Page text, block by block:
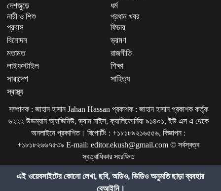
দেশজুড়ে
ধর্ম
নারী ও শিশু
প্রধান খবর
প্রবাস
ফিচার
বিনোদন
ভ্রমণ
মতামত
রাজনীতি
লাইফস্টাইল
শিক্ষা
সারাদেশ
সাহিত্য
স্বাস্থ্য
সম্পাদক : জাহান হাসান Jahan Hassan প্রকাশক : জাহান হাসান প্রকাশক কর্তৃক
৬২২২ উডম্যান অ্যাভিনিউ, ভ্যান নাইস, ক্যালিফোর্নিয়া ৯১৪০১, ইউ এস এ থেকে
অনলাইনে প্রকাশিত। রিপোর্টিং : +১৮১৮৯২১৬৫৫৬, বিজ্ঞাপন :
+১৮১৮২৬৬৭৫৩৯ E-mail: editor.ekush@gmail.com © সর্বস্বত্ব
স্বত্বাধিকার সংরক্ষিত
এই ওয়েবসাইটের কোনো লেখা, ছবি, অডিও, ভিডিও অনুমতি ছাড়া ব্যবহার
বেআইনি।